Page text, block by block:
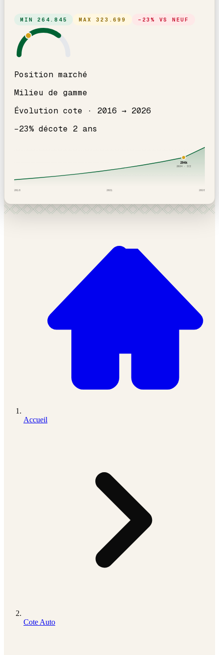
MIN 264.845 MAX 323.699 − 23% VS NEUF
Position marché
Milieu de gamme
Évolution cote · 2016 → 2026
−23% décote 2 ans
294k
2024· ICI
2016 2021 2026
Accueil
Cote Auto